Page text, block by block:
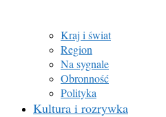
Kraj i świat
Region
Na sygnale
Obronność
Polityka
Kultura i rozrywka